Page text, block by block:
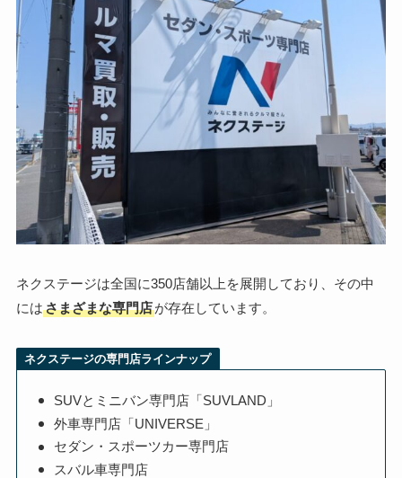
ネクステージは全国に350店舗以上を展開しており、その中
にはさまざまな専門店が存在しています。
ネクステージの専門店ラインナップ
SUVとミニバン専門店「SUVLAND」
外車専門店「UNIVERSE」
セダン・スポーツカー専門店
スバル車専門店